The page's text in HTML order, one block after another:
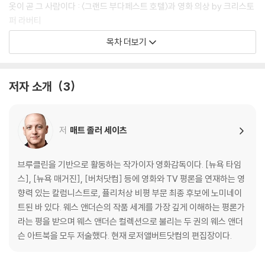
옷이 곧 그 사람이다 : 〈그랜드 부다페스트 호텔〉과 영화 의상 by 크리스토
퍼 라버티
웨스 앤더슨 스타일 : 밀레나 카노네로 인터뷰
장소와 사람과 이야기 : 〈그랜드 부다페스트 호텔〉의 음악 by 올리비아 콜
친밀한 소리 : 알렉상드르 데스플라 인터뷰
드넓은 무대 : 〈그랜드 부다페스트 호텔〉의 프로덕션 디자인 by 스티븐 분
기차를 계속 달리게 하기 : 아담 슈토크하우젠 인터뷰
알곤퀸 호텔에서
웨스 앤더슨 : 세 번째 인터뷰
어제의 세계들 by 알리 아리칸
슈테판 츠바이크 : 발췌
완전히 다른 요소 : 로버트 D. 예먼 인터뷰
목차 더보기
저자 소개 3
저 매트 졸러 세이츠
브루클린을 기반으로 활동하는 작가이자 영화감독이다. [뉴욕 타임
스], [뉴욕 매거진], [버처닷컴] 등에 영화와 TV 평론을 연재하는 영
향력 있는 칼럼니스트로, 퓰리처상 비평 부문 최종 후보에 노미네이
트된 바 있다. 웨스 앤더슨의 작품 세계를 가장 깊게 이해하는 평론가
라는 평을 받으며 웨스 앤더슨 컬렉션으로 불리는 두 권의 웨스 앤더
슨 아트북을 모두 저술했다. 현재 로저앨버트닷컴의 편집장이다.